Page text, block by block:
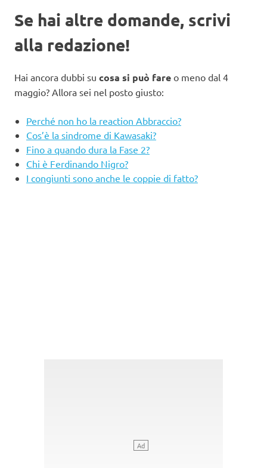
Se hai altre domande, scrivi
alla redazione!
Hai ancora dubbi su cosa si può fare o meno dal 4
maggio? Allora sei nel posto giusto:
Perché non ho la reaction Abbraccio?
Cos’è la sindrome di Kawasaki?
Fino a quando dura la Fase 2?
Chi è Ferdinando Nigro?
I congiunti sono anche le coppie di fatto?